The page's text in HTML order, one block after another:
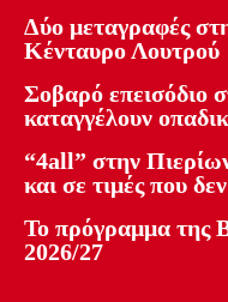
Δύο μεταγραφές
Κένταυρο Λουτρού
Σοβαρό επεισόδιο
καταγγέλουν
“4all” στην
και σε τιμές που
Το πρόγραμμα της
2026/27